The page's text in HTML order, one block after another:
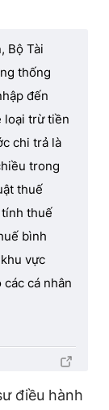
Bộ Tài
thống
đến
loại trừ tiền
chi trả là
trong
thuế
tính thuế
bình
vực
cá nhân
điều hành